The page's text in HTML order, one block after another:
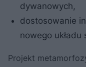
dywanowych,
dostosowanie
nowego układu
Projekt